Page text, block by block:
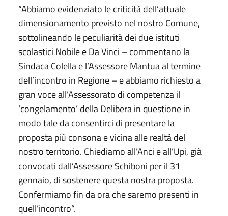
“Abbiamo evidenziato le criticità dell’attuale
dimensionamento previsto nel nostro Comune,
sottolineando le peculiarità dei due istituti
scolastici Nobile e Da Vinci – commentano la
Sindaca Colella e l’Assessore Mantua al termine
dell’incontro in Regione – e abbiamo richiesto a
gran voce all’Assessorato di competenza il
‘congelamento’ della Delibera in questione in
modo tale da consentirci di presentare la
proposta più consona e vicina alle realtà del
nostro territorio. Chiediamo all’Anci e all’Upi, già
convocati dall’Assessore Schiboni per il 31
gennaio, di sostenere questa nostra proposta.
Confermiamo fin da ora che saremo presenti in
quell’incontro”.